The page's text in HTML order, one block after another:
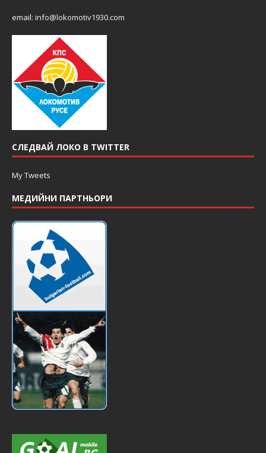
email: info@lokomotiv1930.com
СЛЕДВАЙ ЛОКО В TWITTER
My Tweets
МЕДИЙНИ ПАРТНЬОРИ